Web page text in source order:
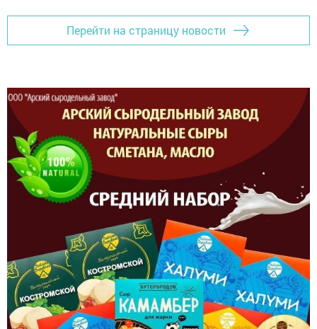
Перейти на страницу новости